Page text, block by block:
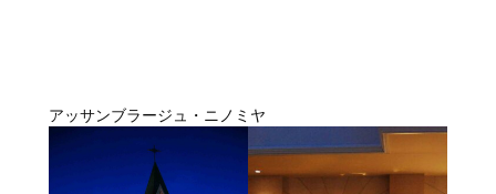
アッサンブラージュ・ニノミヤ